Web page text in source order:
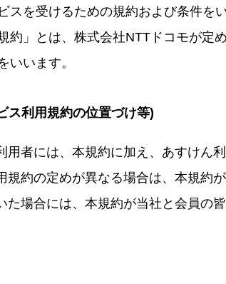
スを受けるための規約および条件をい
約」とは、株式会社NTTドコモが定
いいます。
ス利用規約の位置づけ等)
用者には、本規約に加え、あすけん
規約の定めが異なる場合は、本規約
た場合には、本規約が当社と会員の